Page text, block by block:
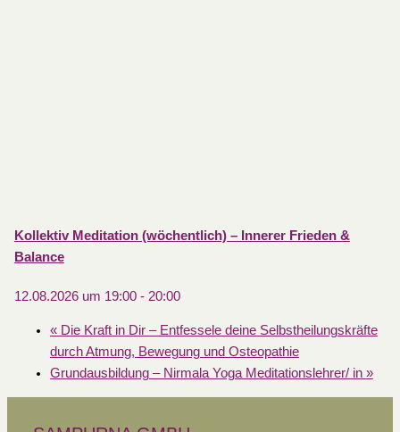
Kollektiv Meditation (wöchentlich) – Innerer Frieden &
Balance
12.08.2026 um 19:00- 20:00
«Die Kraft in Dir – Entfessele deine Selbstheilungskräfte
durch Atmung, Bewegung und Osteopathie
Grundausbildung – Nirmala Yoga Meditationslehrer/ in »